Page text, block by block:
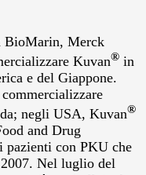
BioMarin, Merck
Kuvan® in
e del Giappone.
negli USA, Kuvan®
and Drug
pazienti con PKU che
Nel luglio del